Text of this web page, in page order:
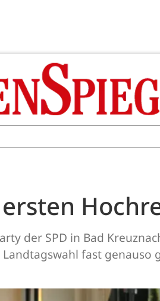
der SPD in Bad
fast genauso